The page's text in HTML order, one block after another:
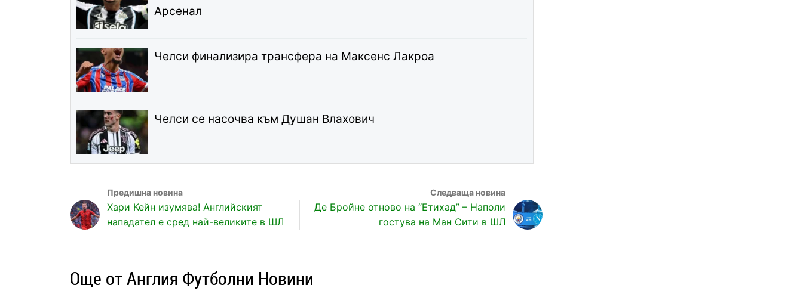
Арсенал
Челси финализира трансфера на Максенс Лакроа
Челси се насочва към Душан Влахович
Хари Кейн изумява! Английският
нападател е сред най-великите в ШЛ
Де Бройне отново на “Етихад” – Наполи
гостува на Ман Сити в ШЛ
Още от Англия Футболни Новини